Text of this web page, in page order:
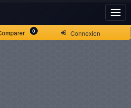
Connexion
0